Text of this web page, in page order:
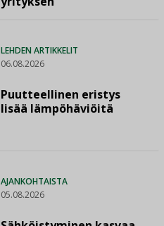
LEHDEN ARTIKKELIT
06.08.2026
Puutteellinen eristys
lisää lämpöhäviöitä
AJANKOHTAISTA
05.08.2026